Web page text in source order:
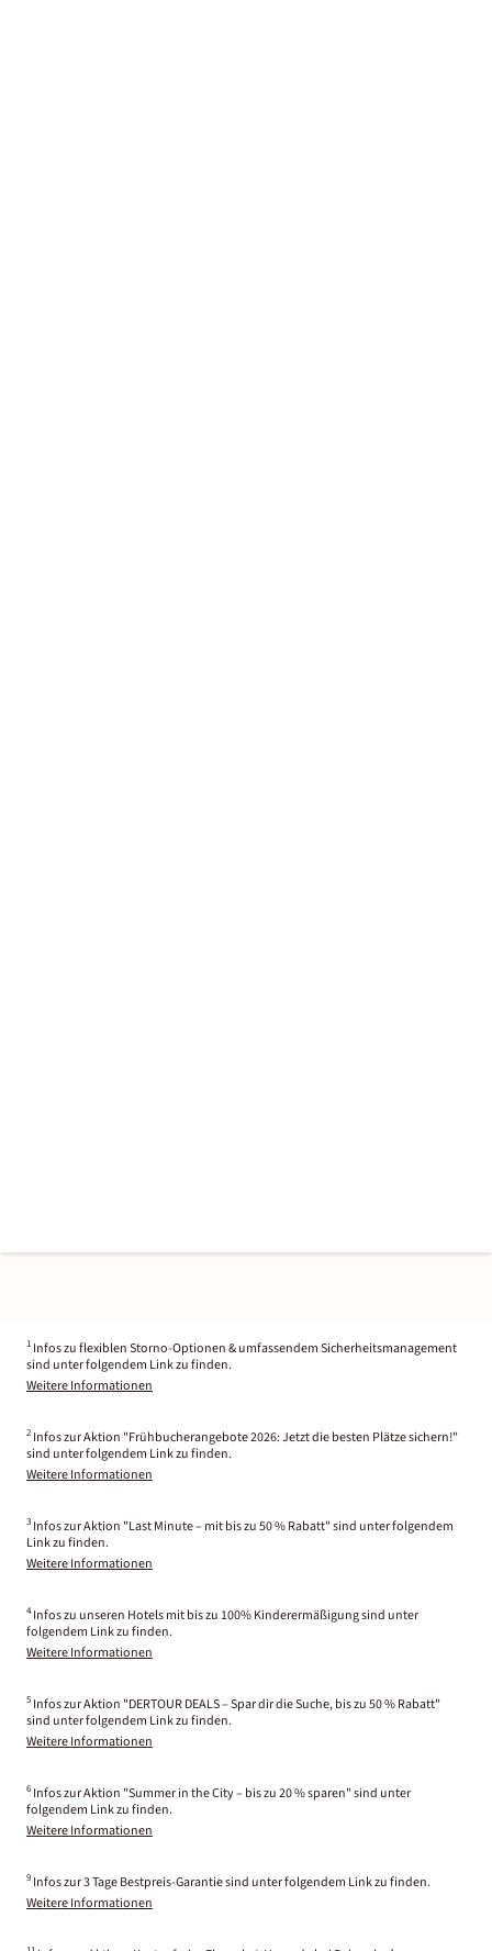
1 Infos zu flexiblen Storno-Optionen & umfassendem Sicherheitsmanagement
sind unter folgendem Link zu finden.
Weitere Informationen
2 Infos zur Aktion "Frühbucherangebote 2026: Jetzt die besten Plätze sichern!"
sind unter folgendem Link zu finden.
Weitere Informationen
3 Infos zur Aktion "Last Minute – mit bis zu 50 % Rabatt" sind unter folgendem
Link zu finden.
Weitere Informationen
4 Infos zu unseren Hotels mit bis zu 100% Kinderermäßigung sind unter
folgendem Link zu finden.
Weitere Informationen
5 Infos zur Aktion "DERTOUR DEALS – Spar dir die Suche, bis zu 50 % Rabatt"
sind unter folgendem Link zu finden.
Weitere Informationen
6 Infos zur Aktion "Summer in the City – bis zu 20 % sparen" sind unter
folgendem Link zu finden.
Weitere Informationen
9 Infos zur 3 Tage Bestpreis-Garantie sind unter folgendem Link zu finden.
Weitere Informationen